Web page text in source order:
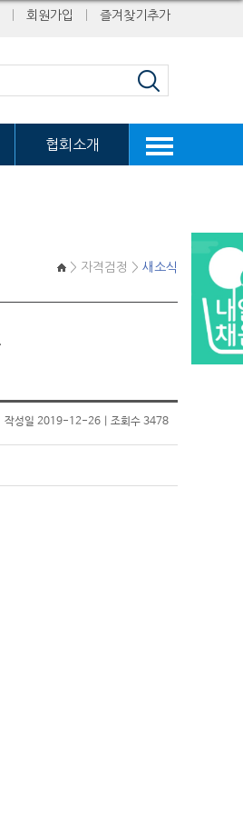
회원가입 즐겨찾기추가
협회소개
> 자격검정 > 새소식
작성일 2019-12-26 | 조회수 3478